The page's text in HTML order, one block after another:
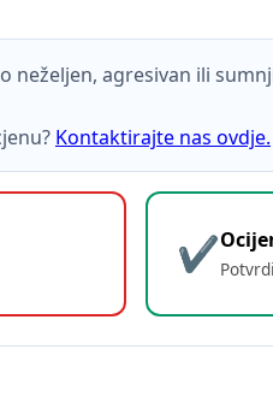
neželjen, agresivan ili
Kontaktirajte nas ovdje.